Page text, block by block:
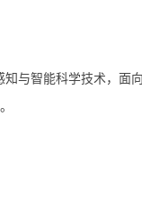
与智能科学技术，面